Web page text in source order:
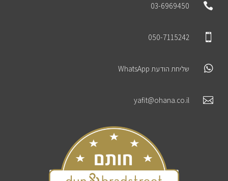

03-6969450

050-7115242
 שליחת הודעת WhatsApp

yafit@ohana.co.il